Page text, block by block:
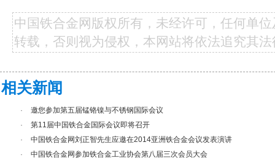
中国铁合金网版权所有，未经许可，任何单
转载，否则视为侵权，本网站将依法追究其
相关新闻
·
邀您参加第五届锰铬镍与不锈钢国际会议
·
第11届中国铁合金国际会议即将召开
·
中国铁合金网刘正智先生应邀在2014亚洲铁合金会议发表演讲
·
中国铁合金网参加铁合金工业协会第八届三次会员大会